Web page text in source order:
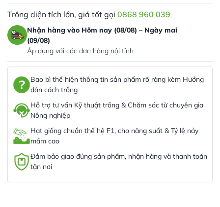
Trồng diện tích lớn, giá tốt gọi 0868 960 039
Nhận hàng vào Hôm nay (08/08) – Ngày mai
(09/08)
Áp dụng với các đơn hàng nội tỉnh
Bao bì thể hiện thông tin sản phẩm rõ ràng kèm Hướng
dẫn cách trồng
Hỗ trợ tư vấn Kỹ thuật trồng & Chăm sóc từ chuyên gia
Nông nghiệp
Hạt giống chuẩn thế hệ F1, cho năng suất & Tỷ lệ nảy
mầm cao
Đảm bảo giao đúng sản phẩm, nhận hàng và thanh toán
tận nơi